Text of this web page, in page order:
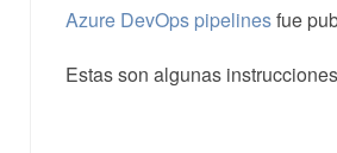
Azure DevOps pipelinesfue
Estas son algunas